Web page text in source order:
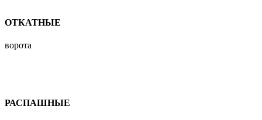
ОТКАТНЫЕ
ворота
РАСПАШНЫЕ